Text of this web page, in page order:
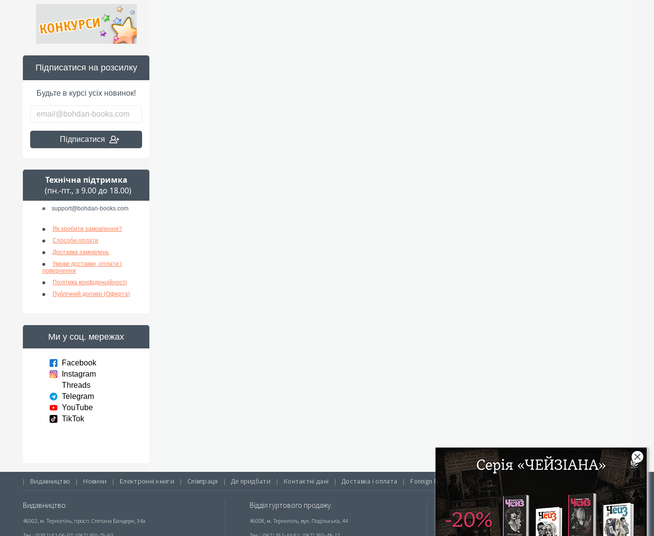
Підписатися на розсилку
Будьте в курсі усіх новинок!
Підписатися
Технічна підтримка
(пн.-пт., з 9.00 до 18.00)
support@bohdan-books.com
Як зробити замовлення?
Способи оплати
Доставка замовлень
Умови доставки, оплати і
повернення
Політика конфіденційності
Публічний договір (Оферта)
Ми у соц. мережах
Facebook
Instagram
Threads
Telegram
YouTube
TikTok
| Видавництво | Новини | Електронні книги | Співпраця | Де придбати | Контактні дані | Доставка і оплата | Foreign Rights |
Видавництво:
46002, м. Тернопіль, просп. Степана Бандери, 34а
Відділ гуртового продажу:
46008, м. Тернопіль, вул. Подільська, 44
Інтернет-магазин «Видавництво Богдан»:
46018, м. Тернопіль, А/С 529